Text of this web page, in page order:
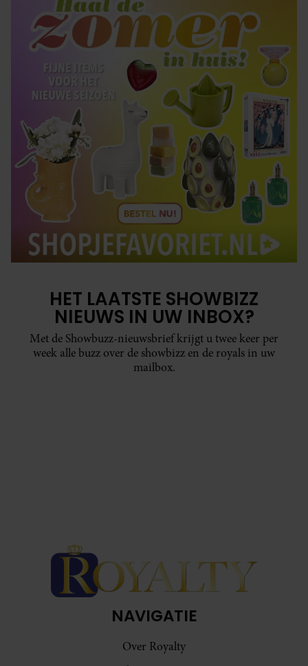
HET LAATSTE SHOWBIZZ
NIEUWS IN UW INBOX?
Met de Showbuzz-nieuwsbrief krijgt u twee keer per
week alle buzz over de showbizz en de royals in uw
mailbox.
NAVIGATIE
Over Royalty